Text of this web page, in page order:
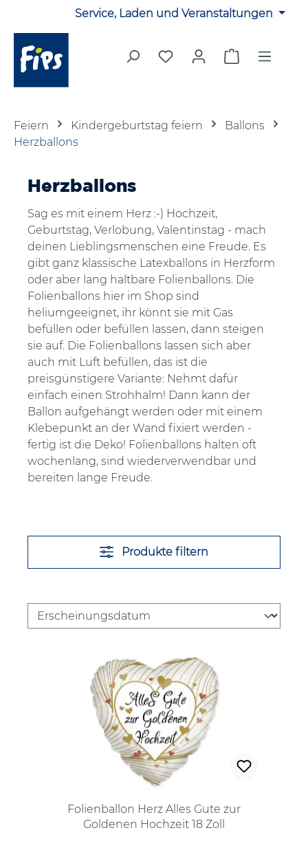
Zum Hauptinhalt springenService, Laden und Veranstaltungen
Du hast 0 Produkte auf
Warenkorb
Feiern Kindergeburtstag feiern
Ballons
Herzballons
Herzballons
Sag es mit einem Herz :-) Hochzeit,
Geburtstag, Verlobung, Valentinstag - mach
deinen Lieblingsmenschen eine Freude. Es
gibt ganz klassische Latexballons in Herzform
oder aber lang haltbare Folienballons. Die
Folienballons hier im Shop sind
heliumgeeignet, ihr könnt sie mit Gas
befüllen oder befüllen lassen, dann steigen
sie auf. Die Folienballons lassen sich aber
auch mit Luft befüllen, das ist die
preisgünstigere Variante: Nehmt dafür
einfach einen Strohhalm! Dann kann der
Ballon aufgehängt werden oder mit einem
Klebepunkt an der Wand fixiert werden -
fertig ist die Deko! Folienballons halten oft
wochenlang, sind wiederverwendbar und
bereiten lange Freude.
Produkte filtern
Folienballon Herz Alles Gute zur
Goldenen Hochzeit 18 Zoll